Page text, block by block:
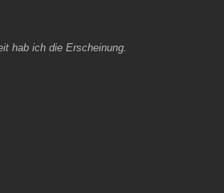
hab ich die Erscheinung.